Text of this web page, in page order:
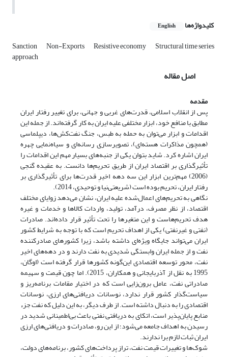
کلیدواژه‌ها English
Sanction Non-Exports Resistive economy Structural time series
approach
اصل مقاله
مقدمه
پس از انقلاب اسلامی، قدرت‌های غربی و جهانی، برای تغییر رفتار ایران
مطابق با منافع خود، ابزار مختلفی علیه ایران به کار گرفته‌اند. از جمله این
اقدامات و ابزار می‌توان به حمله به طبس، جنگ نفت‌کش‌ها، دیپلماسی
(همچون مذاکرات هسته‌ای)، تصویر‌سازی رسانه‌ای و سیاه‌نمایی چهره
ایران اشاره کرد. شاید بتوان یکی از جنبه‌های بسیار مهم این اقدامات را
تأثیرگذاری بر اقتصاد ایران از طریق تحریم‌ها دانست. به عقیده گنجی
(2006) مهم‌ترین ابزار این سه دهه اخیرِ قدرت‌ها برای تأثیرگذاری بر
رفتار ایران، تحریم بوده است (شریعتی‌نیا و توحیدی، 2014).
نگاهی به تحریم‌های اعمال‌شده علیه ایران، نشان می‌دهد زوایای مختلف
اقتصاد، از نظر مصرف، درآمد، تولید، واردات کالاها و خدمات و غیره
هدف تحریم‌هاست و این متغیرها را تحت تأثیر قرار داده‌اند. صادرات
(نفتی و غیرنفتی) یکی از اهداف تحریم است که با توجه به شرایط کشور
ایران می‌تواند جایگاه ویژه‌ای داشته باشد، زیرا کشورهای صادرکننده
نفت و از جمله ایران وابستگی شدیدی به نفت دارند و در دهه‌های اخیر
نفت، محور توسعه اقتصادی این‌گونه کشورها قرار گرفته است (اوگان،
1995 به نقل از آذربایجانی و همکاران، 2015). اما چون قیمت و سهیمه
صادراتی نفت، عامل برون‌زایی است که در اختیار مقامات برنامه‌ریز و
سیاست‌گذار کشور قرار ندارد، نوسانات دریافتی‌های ارزی، نوسانات
اقتصادی را به دنبال داشته است. از طرف دیگر، به این دلیل که نفت جزء
منابع پایان‌پذیر است، اتکای به دریافتی نفتی باعث بی‌اطمینانی شدید در
رسیدن به اهداف جامعه می‌شود؛ از این رو، صادرات و دریافتی‌های ارزی
ایران ثبات لازم برا ندارند.
شوک‌ها و تغییرات قیمت نفت، تراز پرداخت‌های کشور، برنامه‌های دولت،